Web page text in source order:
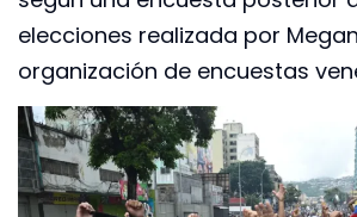
elecciones realizada por
organización de encuestas